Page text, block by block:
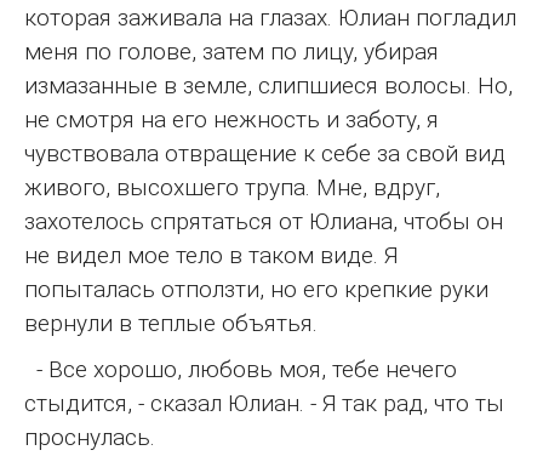
которая заживала на глазах. Юлиан погладил
меня по голове, затем по лицу, убирая
измазанные в земле, слипшиеся волосы. Но,
не смотря на его нежность и заботу, я
чувствовала отвращение к себе за свой вид
живого, высохшего трупа. Мне, вдруг,
захотелось спрятаться от Юлиана, чтобы он
не видел мое тело в таком виде. Я
попыталась отползти, но его крепкие руки
вернули в теплые объятья.
- Все хорошо, любовь моя, тебе нечего
стыдится, - сказал Юлиан. - Я так рад, что ты
проснулась.